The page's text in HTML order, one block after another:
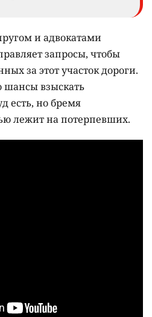
и адвокатами
запросы, чтобы
за этот участок дороги.
взыскать
есть, но бремя
лежит на потерпевших.